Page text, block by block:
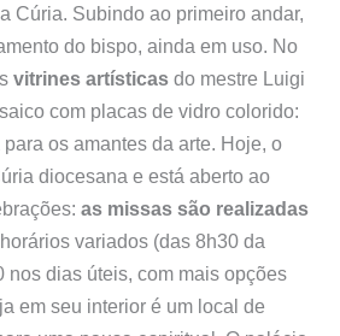
Cúria. Subindo ao primeiro andar,
do bispo, ainda em uso. No
vitrines artísticasdo mestre Luigi
com placas de vidro colorido:
os amantes da arte. Hoje, o
diocesana e está aberto ao
as missas são realizadas
variados (das 8h30 da
nos dias úteis, com mais opções
em seu interior é um local de